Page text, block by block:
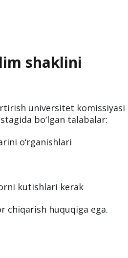
shaklini
universitet komissiyasi
bo‘lgan talabalar:
o‘rganishlari
kutishlari kerak
chiqarish huquqiga ega.